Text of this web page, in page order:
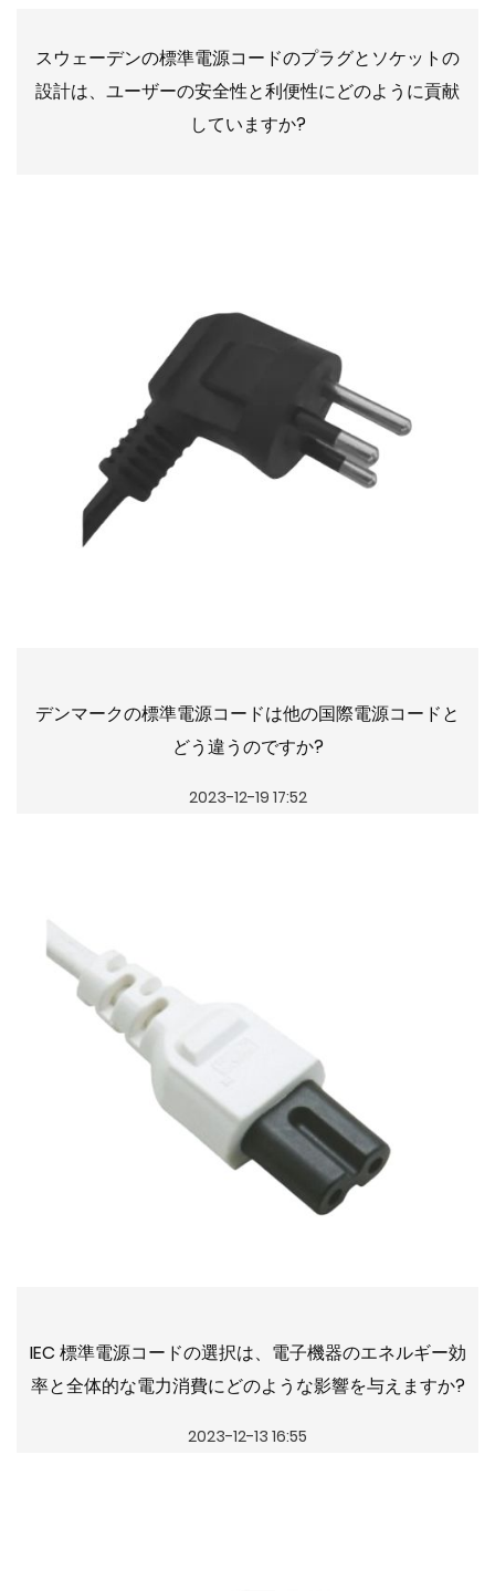
スウェーデンの標準電源コードのプラグとソケットの
設計は、ユーザーの安全性と利便性にどのように貢献
していますか?
デンマークの標準電源コードは他の国際電源コードと
どう違うのですか?
2023-12-19 17:52
IEC 標準電源コードの選択は、電子機器のエネルギー効
率と全体的な電力消費にどのような影響を与えますか?
2023-12-13 16:55